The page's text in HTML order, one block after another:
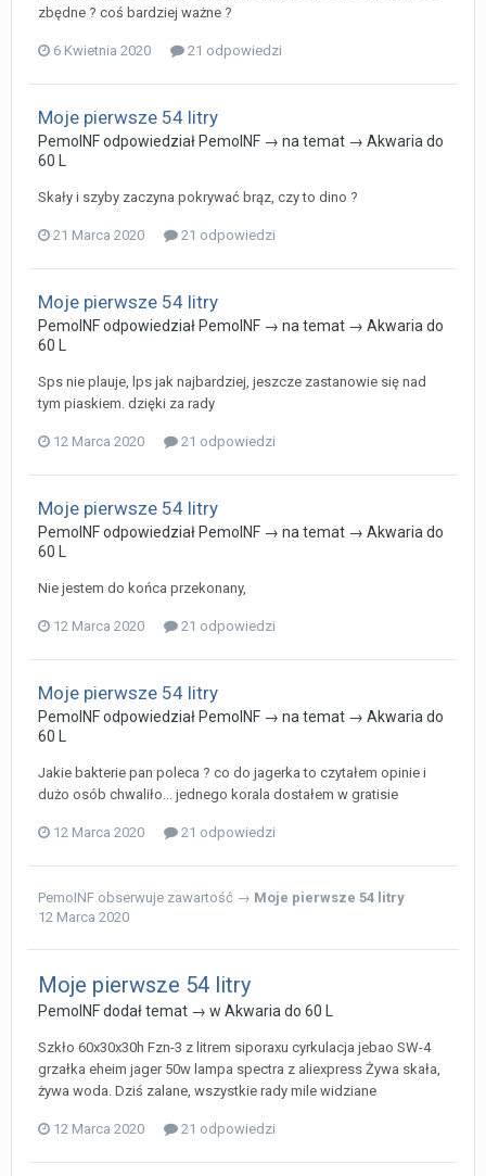
zbędne ? coś bardziej ważne ?
6 Kwietnia 2020 21 odpowiedzi
Moje pierwsze 54 litry
PemoINFodpowiedziałPemoINF → na temat → Akwaria do
60 L
Skały i szyby zaczyna pokrywać brąz, czy to dino ?
21 Marca 2020 21 odpowiedzi
Moje pierwsze 54 litry
PemoINFodpowiedziałPemoINF → na temat → Akwaria do
60 L
Sps nie plauje, lps jak najbardziej, jeszcze zastanowie się nad
tym piaskiem. dzięki za rady
12 Marca 2020 21 odpowiedzi
Moje pierwsze 54 litry
PemoINFodpowiedziałPemoINF → na temat → Akwaria do
60 L
Nie jestem do końca przekonany,
12 Marca 2020 21 odpowiedzi
Moje pierwsze 54 litry
PemoINFodpowiedziałPemoINF → na temat → Akwaria do
60 L
Jakie bakterie pan poleca ? co do jagerka to czytałem opinie i
dużo osób chwaliło... jednego korala dostałem w gratisie
12 Marca 2020 21 odpowiedzi
PemoINF obserwuje zawartość → Moje pierwsze 54 litry
12 Marca 2020
Moje pierwsze 54 litry
PemoINFdodał temat → w Akwaria do 60 L
Szkło 60x30x30h Fzn-3 z litrem siporaxu cyrkulacja jebao SW-4
grzałka eheim jager 50w lampa spectra z aliexpress Żywa skała,
żywa woda. Dziś zalane, wszystkie rady mile widziane
12 Marca 2020 21 odpowiedzi